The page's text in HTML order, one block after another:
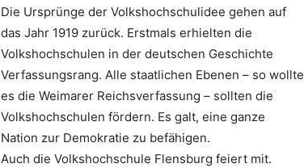
Die Ursprünge der Volkshochschulidee gehen auf
das Jahr 1919 zurück. Erstmals erhielten die
Volkshochschulen in der deutschen Geschichte
Verfassungsrang. Alle staatlichen Ebenen – so wollte
es die Weimarer Reichsverfassung – sollten die
Volkshochschulen fördern. Es galt, eine ganze
Nation zur Demokratie zu befähigen.
Auch die Volkshochschule Flensburg feiert mit.